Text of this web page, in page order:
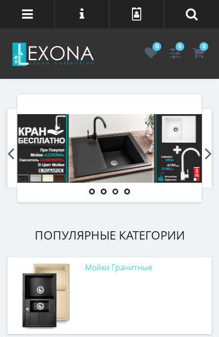
0 0 0
ПОПУЛЯРНЫЕ КАТЕГОРИИ
Мойки Гранитные